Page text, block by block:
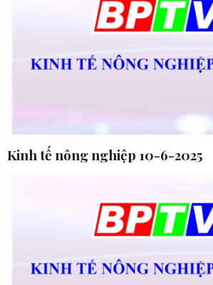
Kinh tế nông nghiệp 10-6-2025